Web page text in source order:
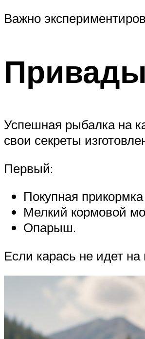
Важно
Успешная рыбалка на
свои секреты
Первый:
Покупная
Мелкий кормовой
Опарыш.
Если карась не идет